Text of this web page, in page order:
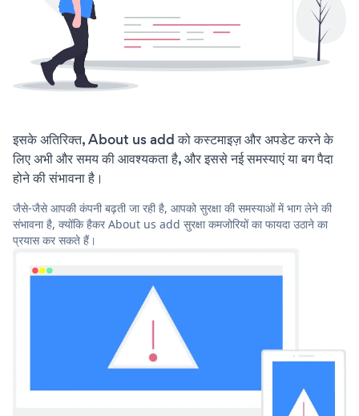
इसके अतिरिक्त, About us add को कस्टमाइज़ और अपडेट करने के
लिए अभी और समय की आवश्यकता है, और इससे नई समस्याएं या बग पैदा
होने की संभावना है।
जैसे-जैसे आपकी कंपनी बढ़ती जा रही है, आपको सुरक्षा की समस्याओं में भाग लेने की
संभावना है, क्योंकि हैकर About us add सुरक्षा कमजोरियों का फायदा उठाने का
प्रयास कर सकते हैं।